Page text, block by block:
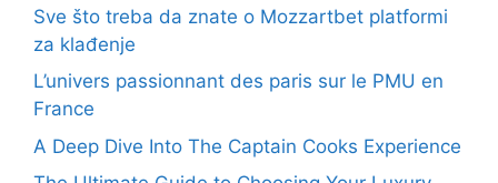
Sve što treba da znate o Mozzartbet platformi
za klađenje
L’univers passionnant des paris sur le PMU en
France
A Deep Dive Into The Captain Cooks Experience